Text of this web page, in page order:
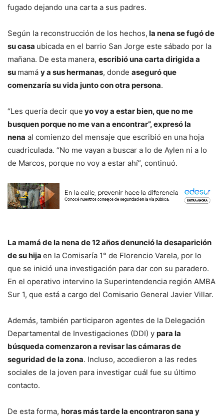
fugado dejando una carta a sus padres.
Según la reconstrucción de los hechos, la nena se fugó de
su casa ubicada en el barrio San Jorge este sábado por la
mañana. De esta manera, escribió una carta dirigida a
su mamá y a sus hermanas, donde aseguró que
comenzaría su vida junto con otra persona.
“Les quería decir que yo voy a estar bien, que no me
busquen porque no me van a encontrar”, expresó la
nena al comienzo del mensaje que escribió en una hoja
cuadriculada. “No me vayan a buscar a lo de Aylen ni a lo
de Marcos, porque no voy a estar ahí”, continuó.
La mamá de la nena de 12 años denunció la desaparición
de su hija en la Comisaría 1° de Florencio Varela, por lo
que se inició una investigación para dar con su paradero.
En el operativo intervino la Superintendencia región AMBA
Sur 1, que está a cargo del Comisario General Javier Villar.
Además, también participaron agentes de la Delegación
Departamental de Investigaciones (DDI) y para la
búsqueda comenzaron a revisar las cámaras de
seguridad de la zona. Incluso, accedieron a las redes
sociales de la joven para investigar cuál fue su último
contacto.
De esta forma, horas más tarde la encontraron sana y